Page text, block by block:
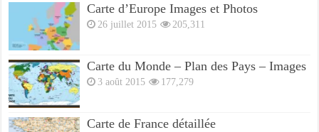
Carte d’Europe Images et Photos
26 juillet 2015 205,311
Carte du Monde – Plan des Pays – Images
3 août 2015 177,279
Carte de France détaillée